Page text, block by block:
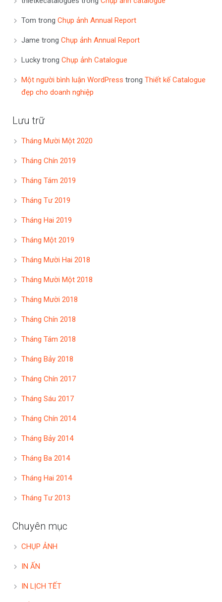
Tom trong Chụp ảnh Annual Report
Jame trong Chụp ảnh Annual Report
Lucky trong Chụp ảnh Catalogue
Một người bình luận WordPress trong Thiết kế Catalogue
đẹp cho doanh nghiệp
Lưu trữ
Tháng Mười Một 2020
Tháng Chín 2019
Tháng Tám 2019
Tháng Tư 2019
Tháng Hai 2019
Tháng Một 2019
Tháng Mười Hai 2018
Tháng Mười Một 2018
Tháng Mười 2018
Tháng Chín 2018
Tháng Tám 2018
Tháng Bảy 2018
Tháng Chín 2017
Tháng Sáu 2017
Tháng Chín 2014
Tháng Bảy 2014
Tháng Ba 2014
Tháng Hai 2014
Tháng Tư 2013
Chuyên mục
CHỤP ẢNH
IN ẤN
IN LỊCH TẾT